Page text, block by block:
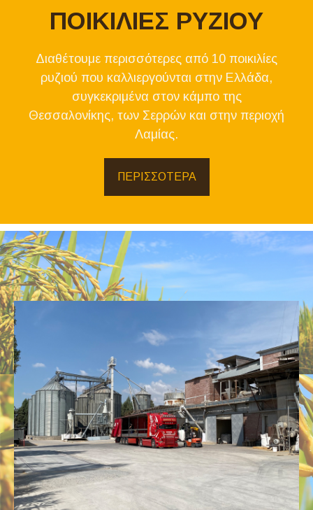
ΠΟΙΚΙΛΙΕΣ ΡΥΖΙΟΥ
Διαθέτουμε περισσότερες από 10 ποικιλίες
ρυζιού που καλλιεργούνται στην Ελλάδα,
συγκεκριμένα στον κάμπο της
Θεσσαλονίκης, των Σερρών και στην περιοχή
Λαμίας.
ΠΕΡΙΣΣΟΤΕΡΑ